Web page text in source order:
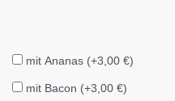
mit Ananas (+3,00 €)
mit Bacon (+3,00 €)